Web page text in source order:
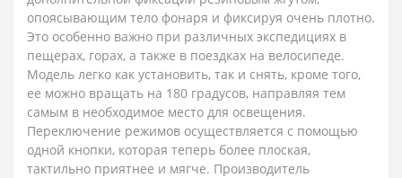
опоясывающим тело фонаря и фиксируя очень плотно.
Это особенно важно при различных экспедициях в
пещерах, горах, а также в поездках на велосипеде.
Модель легко как установить, так и снять, кроме того,
ее можно вращать на 180 градусов, направляя тем
самым в необходимое место для освещения.
Переключение режимов осуществляется с помощью
одной кнопки, которая теперь более плоская,
тактильно приятнее и мягче. Производитель